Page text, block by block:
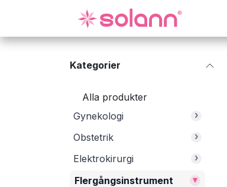
Kategorier
Alla produkter
Gynekologi
›
Obstetrik ›
Elektrokirurgi ›
Flergångsinstrument ▾